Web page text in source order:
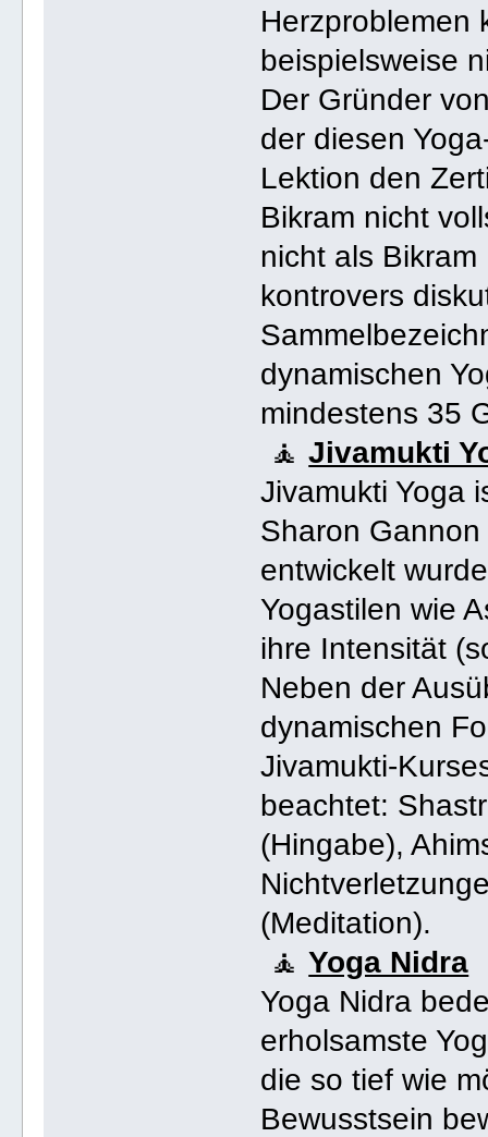
Herzproblemen
beispielsweise
Der Gründer
der diesen
Lektion den
Bikram nicht
nicht als
kontrovers
dynamischen
mindestens 35
🧘Jivamukti
Jivamukti Yoga
Sharon
entwickelt
Yogastilen wie
ihre Intensität
Neben der
dynamischen
Jivamukti-
beachtet:
(Hingabe),
(Meditation).
🧘Yoga Nidra
Yoga Nidra
erholsamste
die so tief wie
Bewusstsein